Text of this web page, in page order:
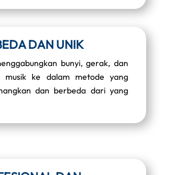
DAN UNIK
bunyi, gerak, dan
musik ke dalam metode yang
dan berbeda dari yang